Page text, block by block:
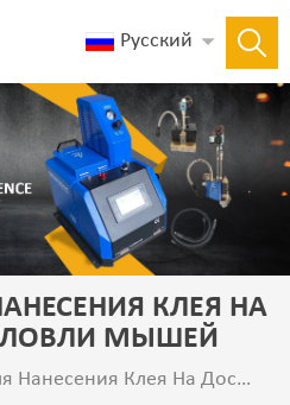
Русский
КЛЕЯ НА
МЫШЕЙ
Машина Для Нанесения Клея На Доски Для Ловли Мышей